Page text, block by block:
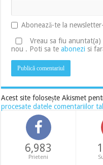
Abonează-te la
Vreau sa fiu
nou . Poti sa teabonezi si
Acest site folosește Akismet
procesate datele comentariilor
6,983
Prieteni